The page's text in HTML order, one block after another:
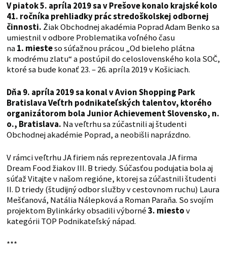
V piatok 5. apríla 2019 sa v Prešove konalo krajské kolo
41. ročníka prehliadky prác stredoškolskej odbornej
činnosti. Žiak Obchodnej akadémia Poprad Adam Benko sa
umiestnil v odbore Problematika voľného času
na1. miesteso súťažnou prácou „Od bieleho plátna
k modrému zlatu“ a postúpil do celoslovenského kola SOČ,
ktoré sa bude konať 23. – 26. apríla 2019 v Košiciach.
Dňa 9. apríla 2019 sa konal v Avion Shopping Park
Bratislava Veľtrh podnikateľských talentov, ktorého
organizátorom bola Junior Achievement Slovensko, n.
o., Bratislava. Na veľtrhu sa zúčastnili aj študenti
Obchodnej akadémie Poprad, a neobišli naprázdno.
V rámci veľtrhu JA firiem nás reprezentovala JA firma
Dream Food žiakov III. B triedy. Súčasťou podujatia bola aj
súťaž Vitajte v našom regióne, ktorej sa zúčastnili študenti
II. D triedy (študijný odbor služby v cestovnom ruchu) Laura
Mešťanová, Natália Nálepková a Roman Paraňa. So svojím
projektom Bylinkárky obsadili výborné3. miestov
kategórii TOP Podnikateľský nápad.
***